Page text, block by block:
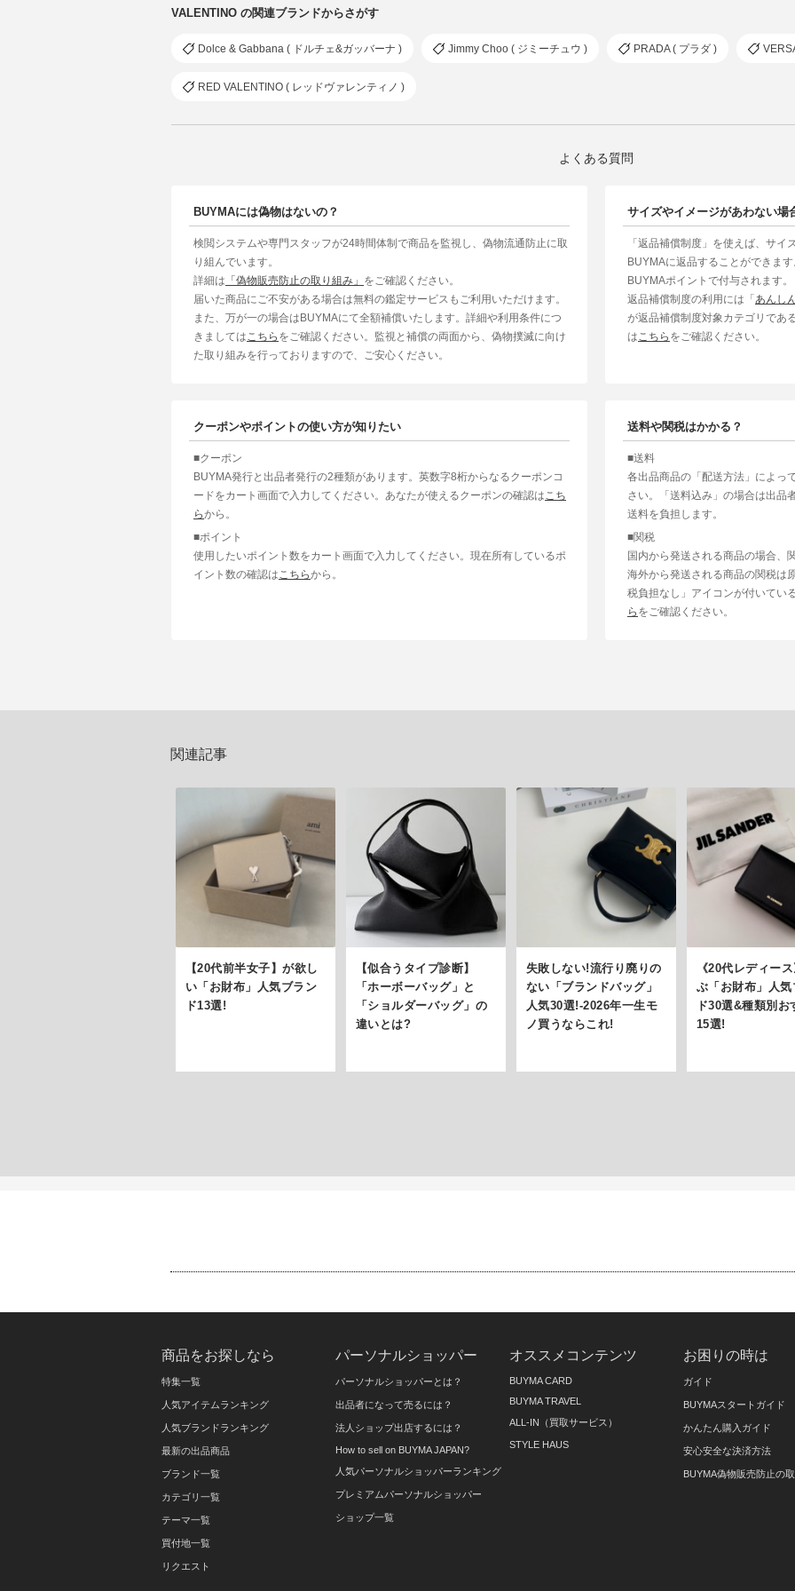
VALENTINO の関連ブランドからさがす
Dolce & Gabbana ( ドルチェ&ガッバーナ ) Jimmy Choo ( ジミーチュウ ) PRADA ( プラダ )
RED VALENTINO ( レッドヴァレンティノ )
よくある質問
BUYMAには偽物はないの？
検閲システムや専門スタッフが24時間体制で商品を監視し、偽物流通防止に取
り組んでいます。
詳細は 「偽物販売防止の取り組み」 をご確認ください。
届いた商品にご不安がある場合は無料の鑑定サービスもご利用いただけます。
また、万が一の場合はBUYMAにて全額補償いたします。詳細や利用条件につ
きましては こちら をご確認ください。監視と補償の両面から、偽物撲滅に向け
た取り組みを行っておりますので、ご安心ください。
サイズやイメージがあわない場
「返品補償制度」を使えば、サ
BUYMAに返品することができま
BUYMAポイントで付与されます。
返品補償制度の利用には「あんし
が返品補償制度対象カテゴリであ
は こちら をご確認ください。
クーポンやポイントの使い方が知りたい
■クーポン
BUYMA発行と出品者発行の2種類があります。英数字8桁からなるクーポンコ
ードをカート画面で入力してください。あなたが使えるクーポンの確認は こち
らから。
■ポイント
使用したいポイント数をカート画面で入力してください。現在所有しているポ
イント数の確認は こちらから。
送料や関税はかかる？
■送料
各出品商品の「配送方法」によっ
さい。「送料込み」の場合は出品
送料を負担します。
■関税
国内から発送される商品の場合、
海外から発送される商品の関税は
税負担なし」アイコンが付いてい
ら をご確認ください。
関連記事
【20代前半女子】が欲し
い「お財布」人気ブラン
ド13選!
【似合うタイプ診断】
「ホーボーバッグ」と
「ショルダーバッグ」の
違いとは?
失敗しない!流行り廃りの
ない「ブランドバッグ」
人気30選!-2026年一生モ
ノ買うならこれ!
《20代レディー
ぶ「お財布」人気
ド30選&種類別お
15選!
商品をお探しなら
特集一覧
人気アイテムランキング
人気ブランドランキング
最新の出品商品
ブランド一覧
カテゴリ一覧
テーマ一覧
買付地一覧
リクエスト
パーソナルショッパー
パーソナルショッパーとは？
出品者になって売るには？
法人ショップ出店するには？
How to sell on BUYMA JAPAN?
人気パーソナルショッパーランキング
プレミアムパーソナルショッパー
ショップ一覧
オススメコンテンツ
BUYMA CARD
BUYMA TRAVEL
ALL-IN（買取サービス）
STYLE HAUS
お困りの時は
ガイド
BUYMAスタートガイド
かんたん購入ガイド
安心安全な決済方法
BUYMA偽物販売防止の